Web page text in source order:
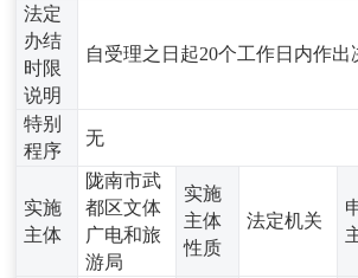
法定
办结
时限
说明
自受理之日起20个工作日内作出
特别
程序
无
实施
主体
陇南市武
都区文体
广电和旅
游局
实施
主体
性质
法定机关